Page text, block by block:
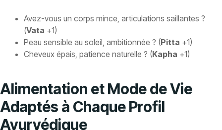
Avez-vous un corps mince, articulations saillantes ?
(Vata +1)
Peau sensible au soleil, ambitionnée ? (Pitta +1)
Cheveux épais, patience naturelle ? (Kapha +1)
Alimentation et Mode de Vie
Adaptés à Chaque Profil
Ayurvédique